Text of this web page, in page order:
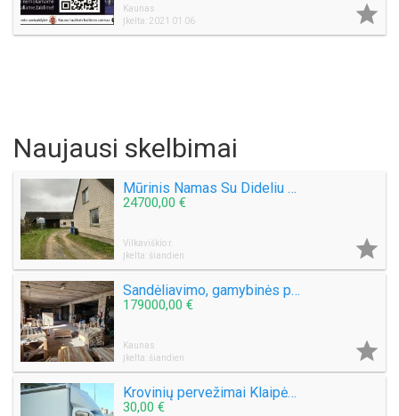
Kaunas
Įkelta: 2021 01 06

Naujausi skelbimai
Mūrinis Namas Su Dideliu Sklypu,Ūkiniais Pastatais Vilkaviškio Rajone
24700,00 €
Vilkaviškio r.
Įkelta: šiandien

Sandėliavimo, gamybinės paskirties patalpos Kėdainių m., Elevatoriaus g.
179000,00 €
Kaunas
Įkelta: šiandien

Krovinių pervežimai Klaipėdoje ir po Lietuvą +37068651253
30,00 €